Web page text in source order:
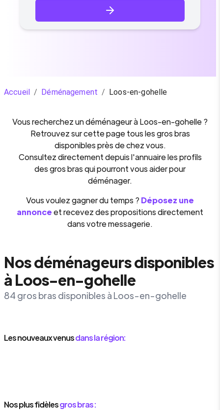
Accueil / Déménagement / Loos-en-gohelle
Vous recherchez undéménageuràLoos-en-gohelle?
Retrouvez sur cette page tous les gros bras
disponibles près de chez vous.
Consultez directement depuis l'annuaire les profils
des gros bras qui pourront vous aider pour
déménager.
Vous voulez gagner du temps ? Déposez une
annonceet recevez des propositions directement
dans votre messagerie.
Nos déménageurs disponibles
à Loos-en-gohelle
84 gros bras disponibles à Loos-en-gohelle
Les nouveaux venusdans la région:
Nos plus fidèlesgros bras :